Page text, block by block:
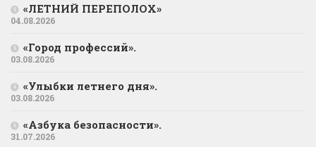
«ЛЕТНИЙ ПЕРЕПОЛОХ»
04.08.2026
«Город профессий».
03.08.2026
«Улыбки летнего дня».
03.08.2026
«Азбука безопасности».
31.07.2026